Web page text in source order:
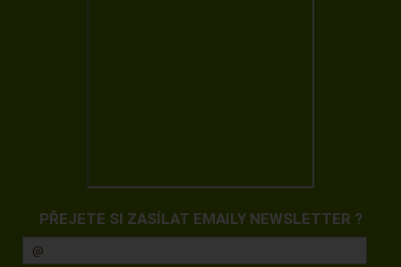
PŘEJETE SI ZASÍLAT EMAILY NEWSLETTER ?